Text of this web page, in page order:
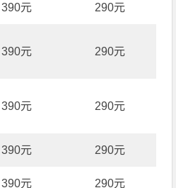
390元 290元
390元 290元
390元 290元
390元 290元
390元 290元